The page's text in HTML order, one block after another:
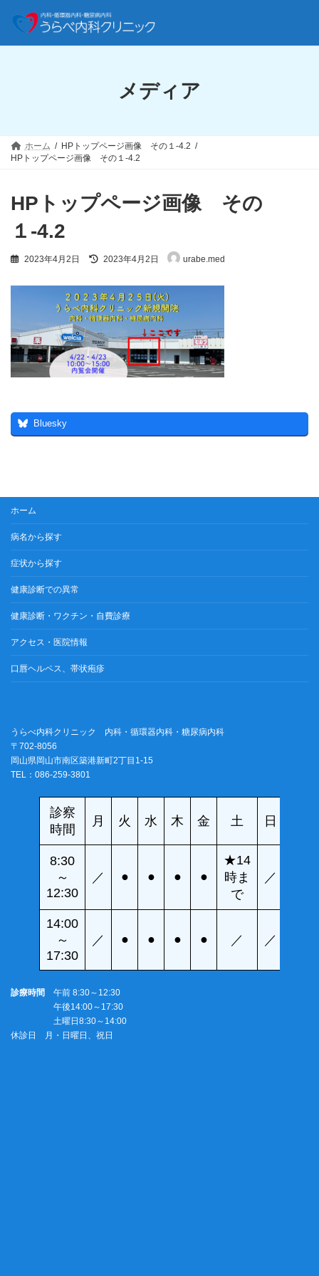
メディア
ホーム
HPトップページ画像 その１-4.2
HPトップページ画像 その１-4.2
HPトップページ画像 その
１-4.2
2023年4月2日
最
新
日
時
2023年4月2日 urabe.med
Bluesky
ホーム
病名から探す
症状から探す
健康診断での異常
健康診断・ワクチン・自費診療
アクセス・医院情報
口唇ヘルペス、帯状疱疹
うらべ内科クリニック 内科・循環器内科・糖尿病内科
〒702-8056
岡山県岡山市南区築港新町2丁目1-15
TEL：086-259-3801
診察
時間
月 火 水 木 金 土 日
8:30
～
12:30
／ ● ● ● ●
★14
時ま
で
／
14:00
～
17:30
／ ● ● ● ● ／ ／
診療時間 午前 8:30～12:30
午後14:00～17:30
土曜日8:30～14:00
休診日 月・日曜日、祝日